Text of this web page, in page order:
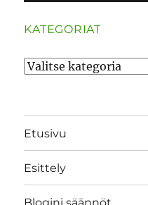
KATEGORIAT
Kategoriat
Etusivu
Esittely
Blogini säännöt